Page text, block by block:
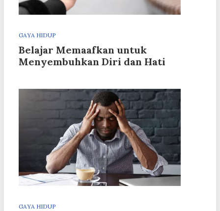
GAYA HIDUP
Belajar Memaafkan untuk
Menyembuhkan Diri dan Hati
GAYA HIDUP